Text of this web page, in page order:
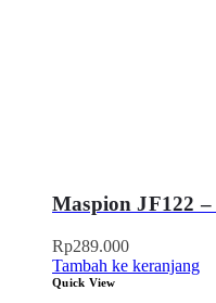
Maspion JF122
Rp289.000
Tambah ke keranjang
Quick View